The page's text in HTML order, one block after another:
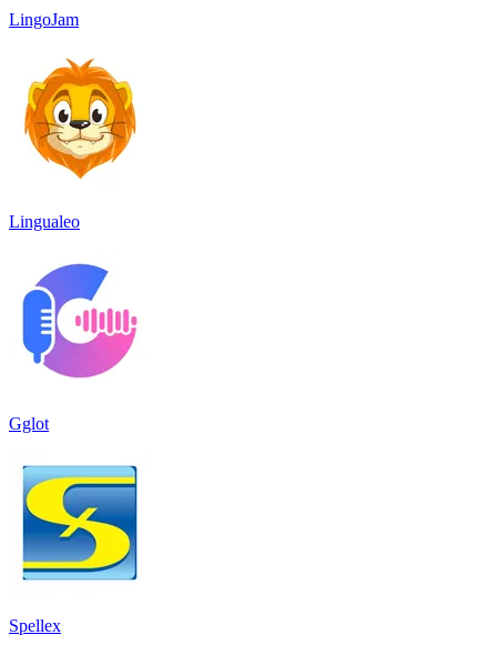
LingoJam
Lingualeo
Gglot
Spellex